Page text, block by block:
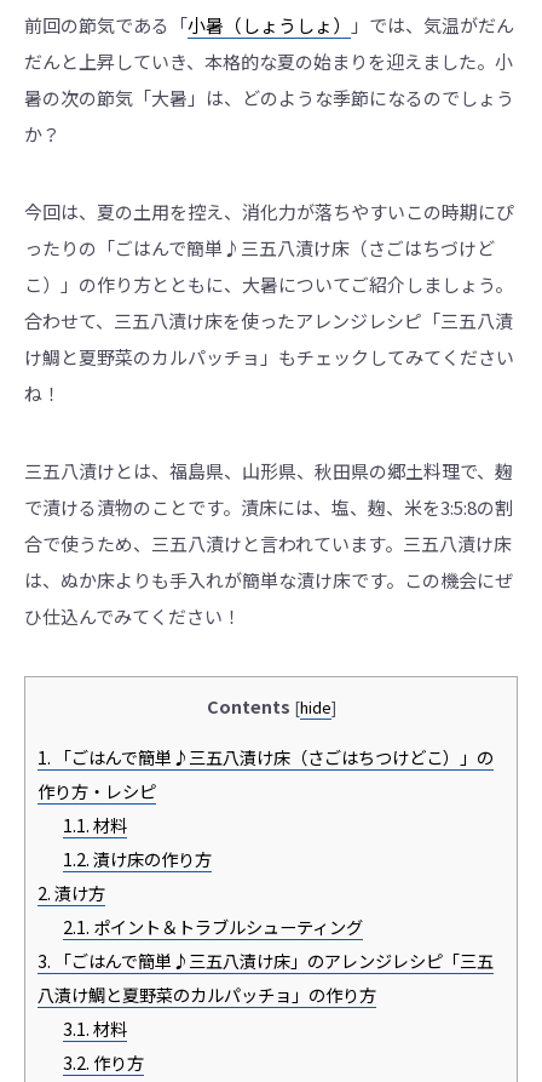
語
版
も
あ
ま
前回の節気である「小暑（しょうしょ）
」では、気温がだん
だんと上昇していき、本格的な夏の始まりを迎えました。小
暑の次の節気「大暑」は、どのような季節になるのでしょう
か？
今回は、夏の土用を控え、消化力が落ちやすいこの時期にぴ
ったりの「ごはんで簡単♪三五八漬け床（さごはちづけど
こ）」の作り方とともに、大暑についてご紹介しましょう。
合わせて、三五八漬け床を使ったアレンジレシピ「三五八漬
け鯛と夏野菜のカルパッチョ」もチェックしてみてください
ね！
三五八漬けとは、福島県、山形県、秋田県の郷土料理で、麹
で漬ける漬物のことです。漬床には、塩、麹、米を3:5:8の割
合で使うため、三五八漬けと言われています。三五八漬け床
は、ぬか床よりも手入れが簡単な漬け床です。この機会にぜ
ひ仕込んでみてください！
Contents [hide]
1. 「ごはんで簡単♪三五八漬け床（さごはちつけどこ）」の
作り方・レシピ
1.1.材料
1.2.漬け床の作り方
2.漬け方
2.1. ポイント＆トラブルシューティング
3. 「ごはんで簡単♪三五八漬け床」のアレンジレシピ「三五
八漬け鯛と夏野菜のカルパッチョ」の作り方
3.1.材料
3.2. 作り方